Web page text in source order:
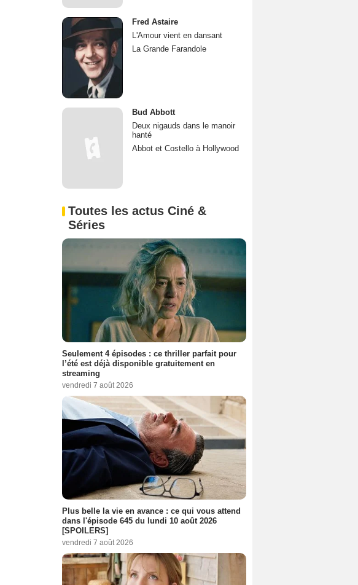
Fred Astaire
L'Amour vient en dansant
La Grande Farandole
Bud Abbott
Deux nigauds dans le manoir
hanté
Abbot et Costello à Hollywood
Toutes les actus Ciné &
Séries
Seulement 4 épisodes : ce thriller parfait pour
l’été est déjà disponible gratuitement en
streaming
vendredi 7 août 2026
Plus belle la vie en avance : ce qui vous attend
dans l'épisode 645 du lundi 10 août 2026
[SPOILERS]
vendredi 7 août 2026